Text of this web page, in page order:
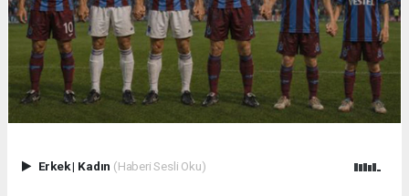
Erkek| Kadın (Haberi Sesli Oku)